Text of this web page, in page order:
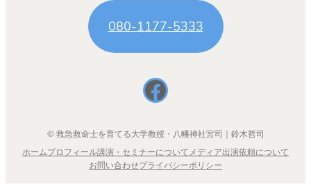
080-1177-5333
Facebook
© 救急救命士を育てる大学教授・八幡神社宮司｜鈴木哲司
ホームプロフィール講演・セミナーについてメディア出演依頼について
お問い合わせプライバシーポリシー